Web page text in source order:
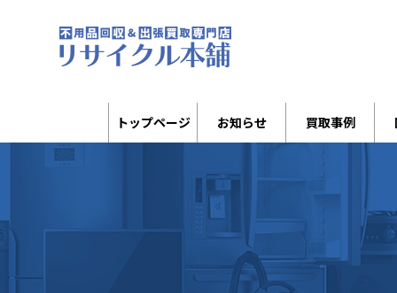
トップページ お知らせ 買取事例